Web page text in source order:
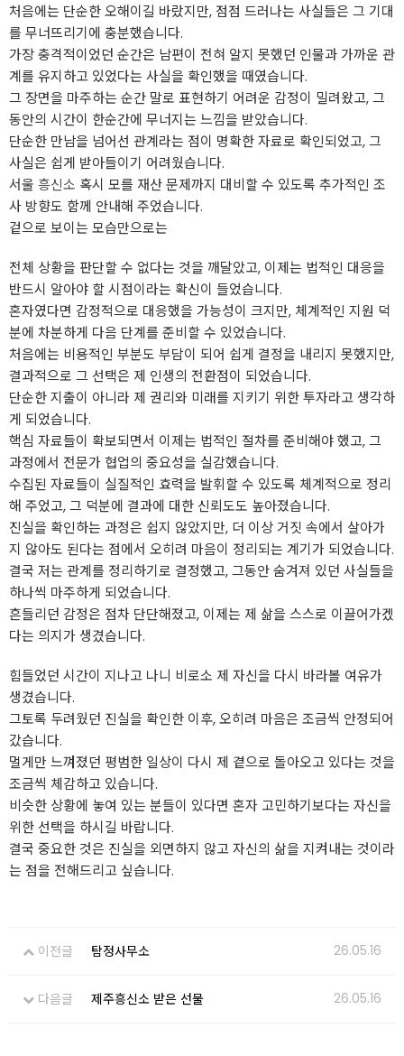
처음에는 단순한 오해이길 바랐지만, 점점 드러나는 사실들은 그 기대
를 무너뜨리기에 충분했습니다.
가장 충격적이었던 순간은 남편이 전혀 알지 못했던 인물과 가까운 관
계를 유지하고 있었다는 사실을 확인했을 때였습니다.
그 장면을 마주하는 순간 말로 표현하기 어려운 감정이 밀려왔고, 그
동안의 시간이 한순간에 무너지는 느낌을 받았습니다.
단순한 만남을 넘어선 관계라는 점이 명확한 자료로 확인되었고, 그
사실은 쉽게 받아들이기 어려웠습니다.
서울 흥신소 혹시 모를 재산 문제까지 대비할 수 있도록 추가적인 조
사 방향도 함께 안내해 주었습니다.
겉으로 보이는 모습만으로는
전체 상황을 판단할 수 없다는 것을 깨달았고, 이제는 법적인 대응을
반드시 알아야 할 시점이라는 확신이 들었습니다.
혼자였다면 감정적으로 대응했을 가능성이 크지만, 체계적인 지원 덕
분에 차분하게 다음 단계를 준비할 수 있었습니다.
처음에는 비용적인 부분도 부담이 되어 쉽게 결정을 내리지 못했지만,
결과적으로 그 선택은 제 인생의 전환점이 되었습니다.
단순한 지출이 아니라 제 권리와 미래를 지키기 위한 투자라고 생각하
게 되었습니다.
핵심 자료들이 확보되면서 이제는 법적인 절차를 준비해야 했고, 그
과정에서 전문가 협업의 중요성을 실감했습니다.
수집된 자료들이 실질적인 효력을 발휘할 수 있도록 체계적으로 정리
해 주었고, 그 덕분에 결과에 대한 신뢰도도 높아졌습니다.
진실을 확인하는 과정은 쉽지 않았지만, 더 이상 거짓 속에서 살아가
지 않아도 된다는 점에서 오히려 마음이 정리되는 계기가 되었습니다.
결국 저는 관계를 정리하기로 결정했고, 그동안 숨겨져 있던 사실들을
하나씩 마주하게 되었습니다.
흔들리던 감정은 점차 단단해졌고, 이제는 제 삶을 스스로 이끌어가겠
다는 의지가 생겼습니다.
힘들었던 시간이 지나고 나니 비로소 제 자신을 다시 바라볼 여유가
생겼습니다.
그토록 두려웠던 진실을 확인한 이후, 오히려 마음은 조금씩 안정되어
갔습니다.
멀게만 느껴졌던 평범한 일상이 다시 제 곁으로 돌아오고 있다는 것을
조금씩 체감하고 있습니다.
비슷한 상황에 놓여 있는 분들이 있다면 혼자 고민하기보다는 자신을
위한 선택을 하시길 바랍니다.
결국 중요한 것은 진실을 외면하지 않고 자신의 삶을 지켜내는 것이라
는 점을 전해드리고 싶습니다.
이전글 탐정사무소 26.05.16
다음글 제주흥신소 받은 선물 26.05.16